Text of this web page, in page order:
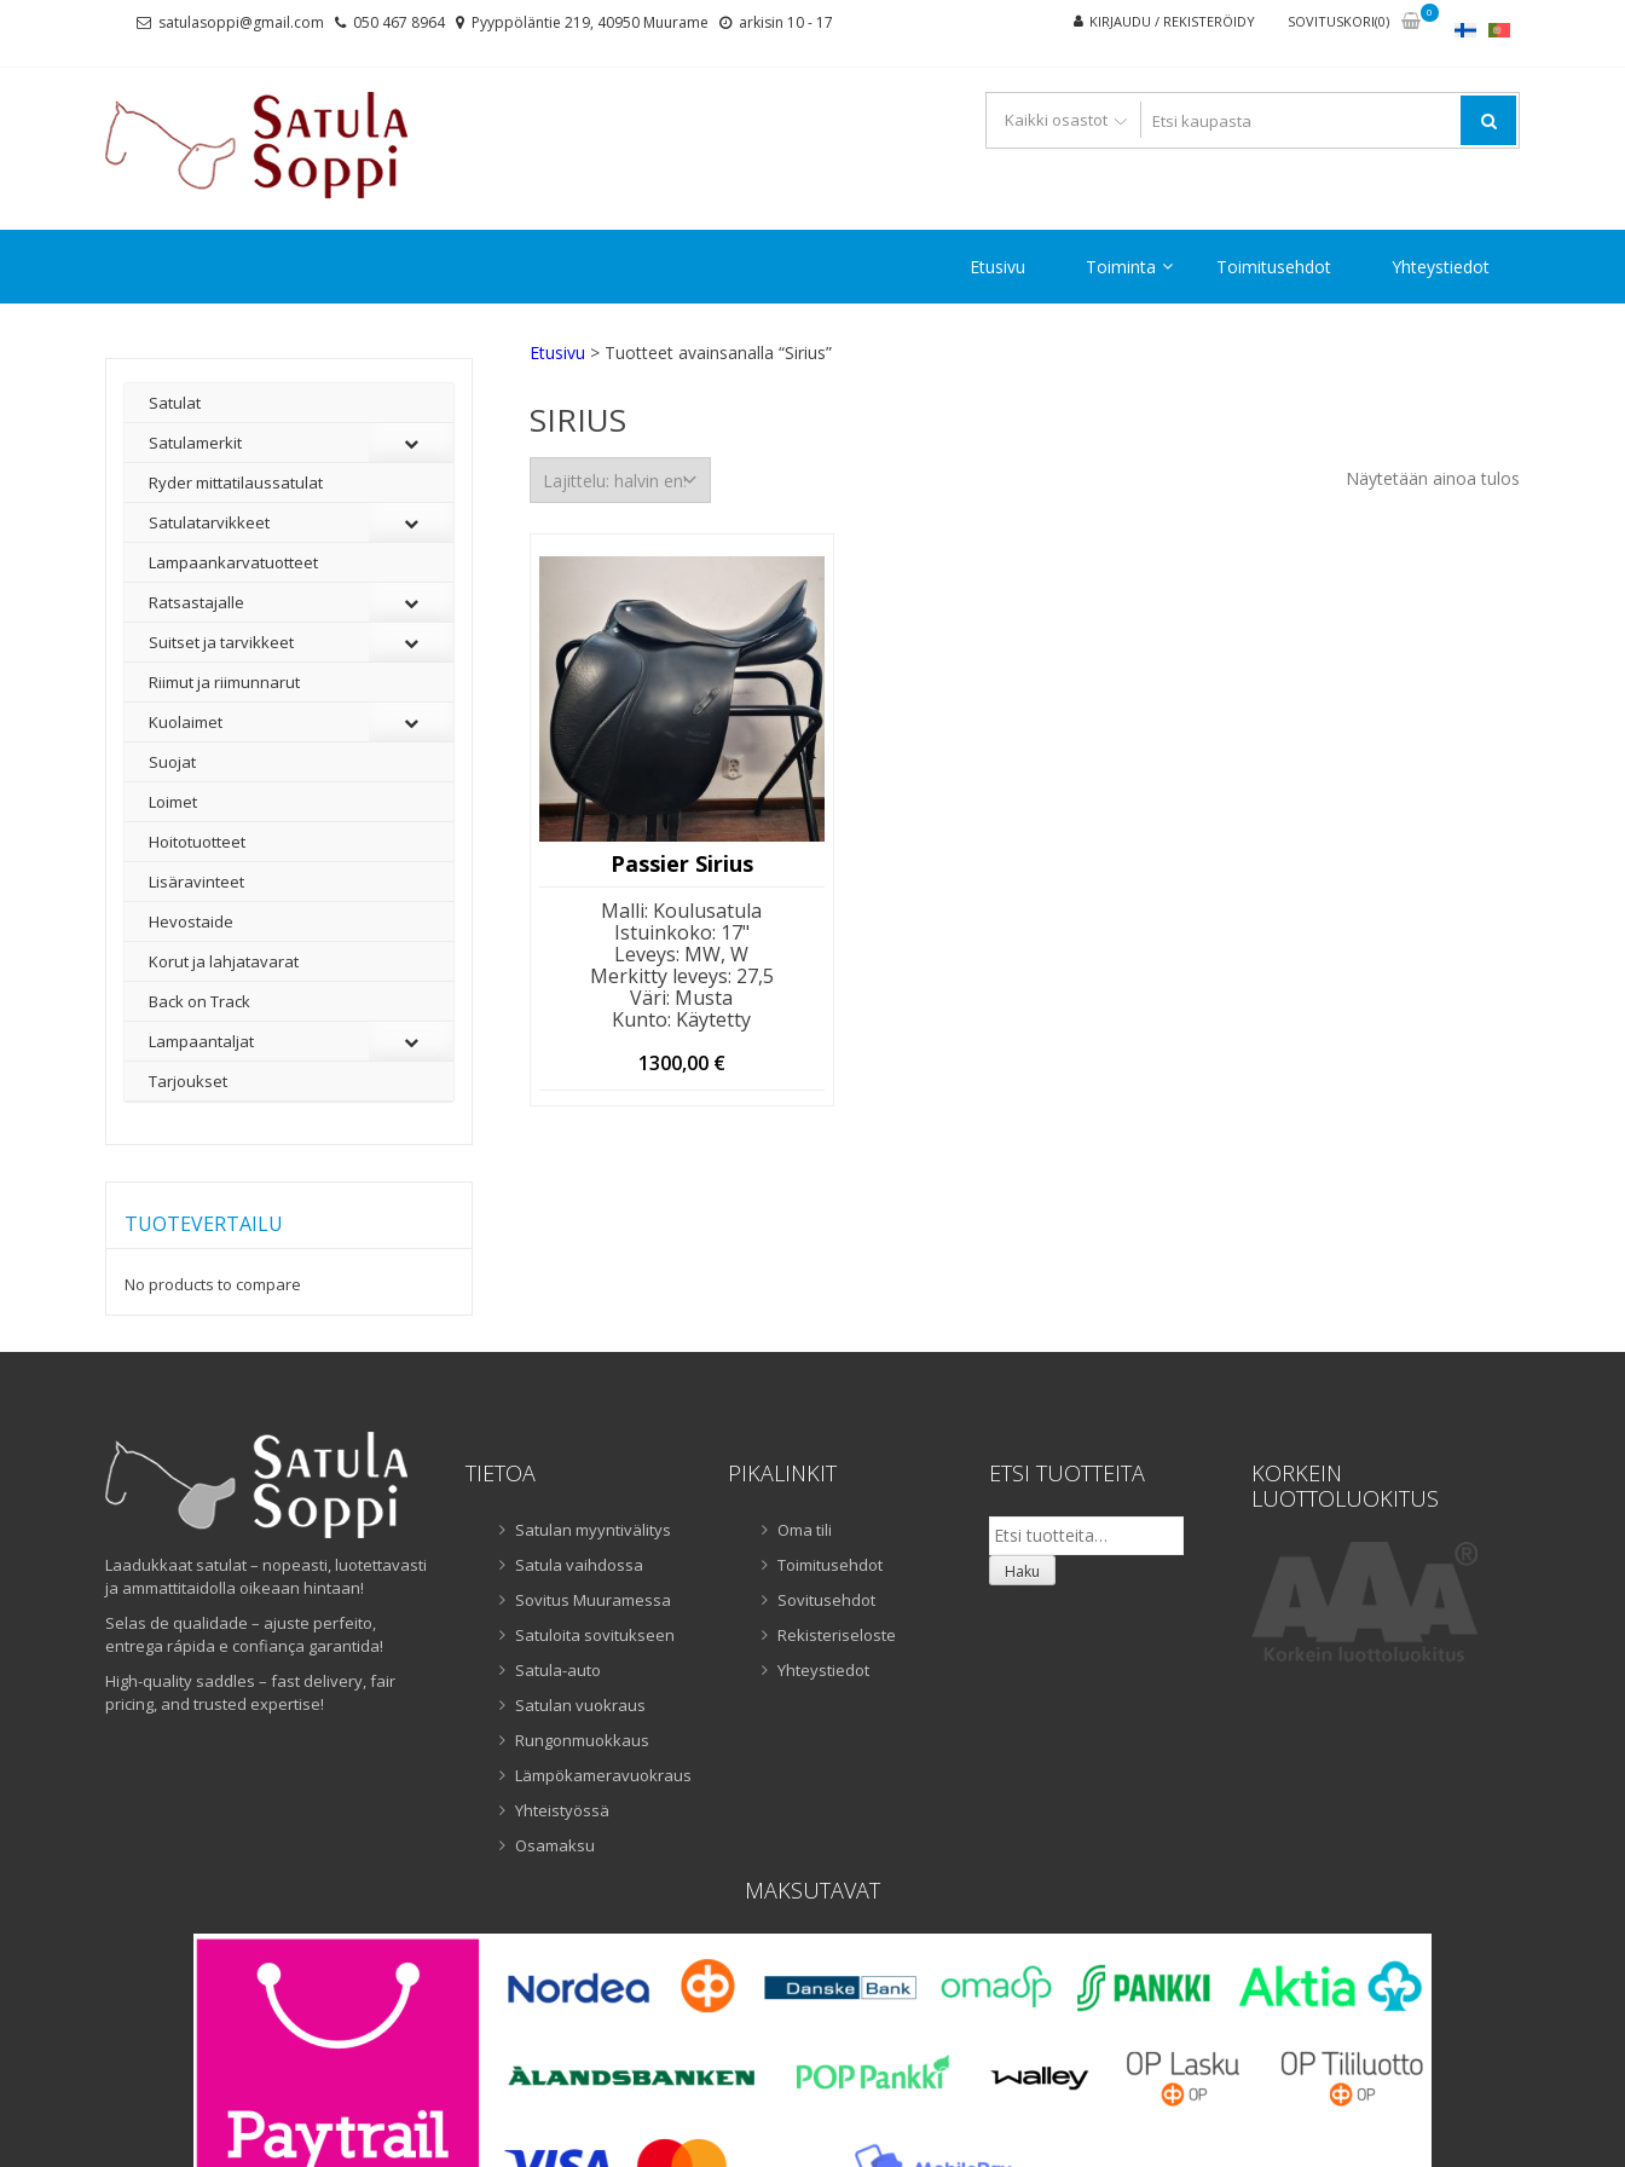
satulasoppi@gmail.com 050 467 8964 Pyyppöläntie 219, 40950 Muurame arkisin 10 - 17 KIRJAUDU / REKISTERÖIDY SOVITUSKORI(0)
0
Etusivu Toiminta Toimitusehdot Yhteystiedot
Etusivu > Tuotteet avainsanalla “Sirius”
SIRIUS
Näytetään ainoa tulos
Passier Sirius
Malli: Koulusatula
Istuinkoko: 17"
Leveys: MW, W
Merkitty leveys: 27,5
Väri: Musta
Kunto: Käytetty
1300,00 €
Satulat
Satulamerkit
Ryder mittatilaussatulat
Satulatarvikkeet
–
Lampaankarvatuotteet
Ratsastajalle
Suitset ja tarvikkeet
Riimut ja riimunnarut
Kuolaimet
Suojat
Loimet
Hoitotuotteet
Lisäravinteet
Hevostaide
Korut ja lahjatavarat
Back on Track
Lampaantaljat
Tarjoukset
TUOTEVERTAILU
No products to compare
Laadukkaat satulat – nopeasti, luotettavasti
ja ammattitaidolla oikeaan hintaan!
Selas de qualidade – ajuste perfeito,
entrega rápida e confiança garantida!
High-quality saddles – fast delivery, fair
pricing, and trusted expertise!
TIETOA
Satulan myyntivälitys
Satula vaihdossa
Sovitus Muuramessa
Satuloita sovitukseen
Satula-auto
Satulan vuokraus
Rungonmuokkaus
Lämpökameravuokraus
Yhteistyössä
Osamaksu
PIKALINKIT
Oma tili
Toimitusehdot
Sovitusehdot
Rekisteriseloste
Yhteystiedot
ETSI TUOTTEITA
Etsi:
Haku
KORKEIN
LUOTTOLUOKITUS
MAKSUTAVAT